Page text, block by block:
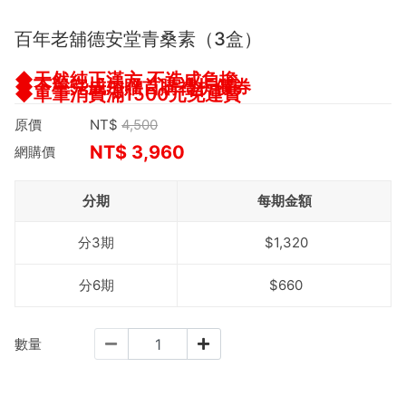
百年老舖德安堂青桑素（3盒）
◆天然純正漢方 不造成負擔
◆下單完成加贈首購禮折價券
◆單筆消費滿1500元免運費
原價 NT$ 4,500
網購價
NT$ 3,960
分期 每期金額
分3期 $1,320
分6期 $660
數量